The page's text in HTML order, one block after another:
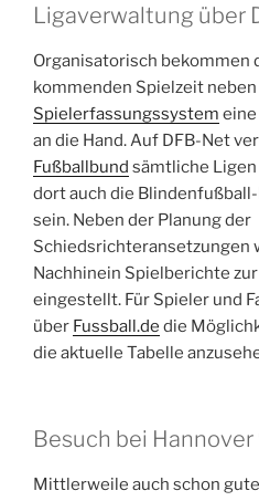
Ligaverwaltung über
Organisatorisch bekommen
kommenden Spielzeit
Spielerfassungssystem
an die Hand. Auf DFB-Net
Fußballbund sämtliche
dort auch die
sein. Neben der Planung der
Schiedsrichteransetzungen
Nachhinein Spielberichte
eingestellt. Für Spieler und
über Fussball.de die
die aktuelle Tabelle
Besuch bei Hannover
Mittlerweile auch schon